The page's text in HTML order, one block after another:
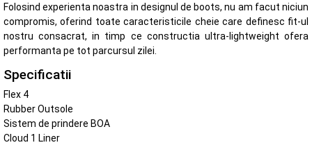
Folosind experienta noastra in designul de boots, nu am facut niciun
compromis, oferind toate caracteristicile cheie care definesc fit-ul
nostru consacrat, in timp ce constructia ultra-lightweight ofera
performanta pe tot parcursul zilei.
Specificatii
Flex 4
Rubber Outsole
Sistem de prindere BOA
Cloud 1 Liner